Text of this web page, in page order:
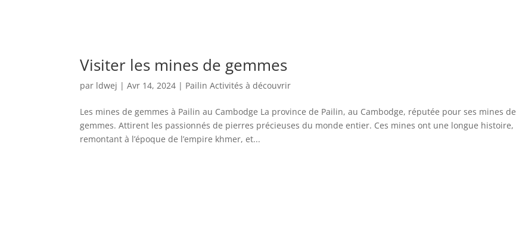
Visiter les mines de gemmes
par ldwej |Avr 14, 2024 | Pailin Activités à découvrir
Les mines de gemmes à Pailin au Cambodge La province de Pailin, au Cambodge, réputée pour ses mines de
gemmes. Attirent les passionnés de pierres précieuses du monde entier. Ces mines ont une longue histoire,
remontant à l’époque de l’empire khmer, et...